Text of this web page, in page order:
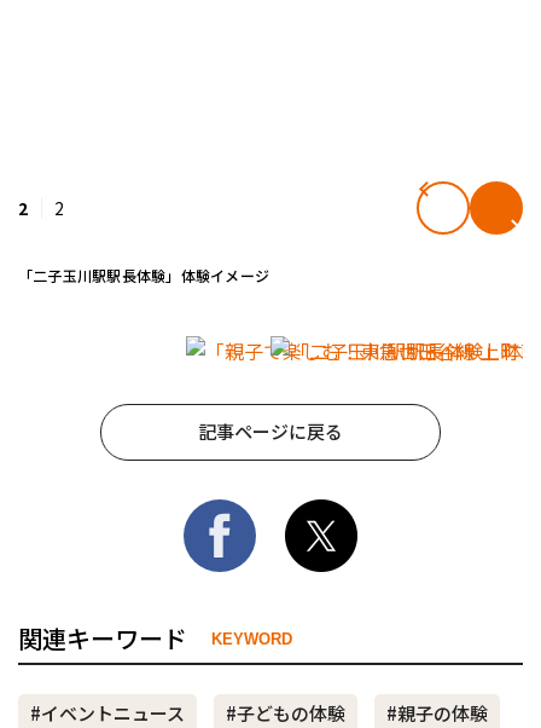
2 2
「二子玉川駅駅長体験」体験イメージ
記事ページに戻る
関連キーワード KEYWORD
#イベントニュース #子どもの体験
#親子の体験